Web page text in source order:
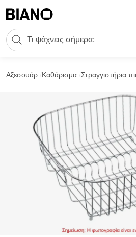
Πεδίο αναζήτησης
Αξεσουάρ Καθάρισμα Στραγγιστήρια